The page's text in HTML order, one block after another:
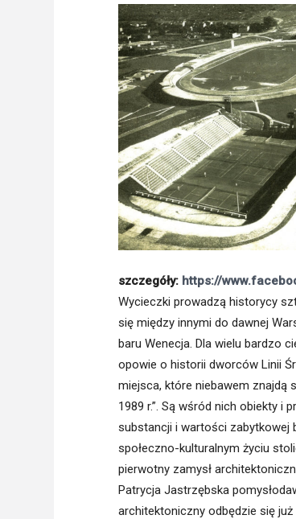
Filmy
szczegóły: https://
Wycieczki prowadzą historycy
się między innymi do dawnej
baru Wenecja. Dla wielu bardzo
opowie o historii dworców Linii
miejsca, które niebawem znajdą
1989 r.”. Są wśród nich obiekty i
substancji i wartości zabytkowej
społeczno-kulturalnym życiu
pierwotny zamysł
Patrycja Jastrzębska
architektoniczny odbędzie się